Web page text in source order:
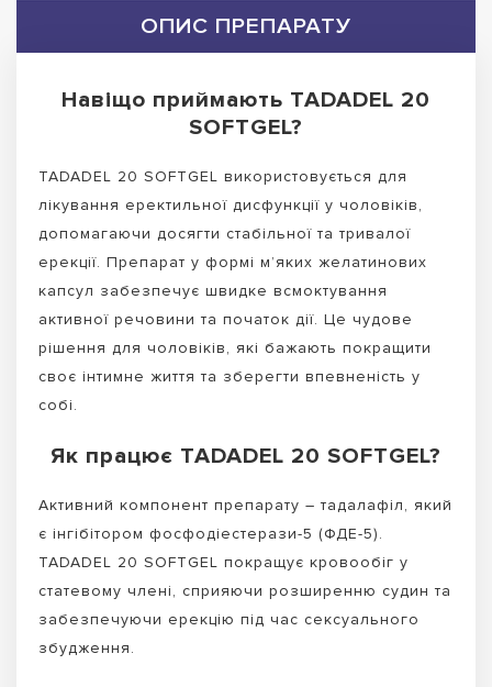
ОПИС ПРЕПАРАТУ
Навіщо приймають TADADEL 20
SOFTGEL?
TADADEL 20 SOFTGEL використовується для
лікування еректильної дисфункції у чоловіків,
допомагаючи досягти стабільної та тривалої
ерекції. Препарат у формі м’яких желатинових
капсул забезпечує швидке всмоктування
активної речовини та початок дії. Це чудове
рішення для чоловіків, які бажають покращити
своє інтимне життя та зберегти впевненість у
собі.
Як працює TADADEL 20 SOFTGEL?
Активний компонент препарату – тадалафіл, який
є інгібітором фосфодіестерази-5 (ФДЕ-5).
TADADEL 20 SOFTGEL покращує кровообіг у
статевому члені, сприяючи розширенню судин та
забезпечуючи ерекцію під час сексуального
збудження.